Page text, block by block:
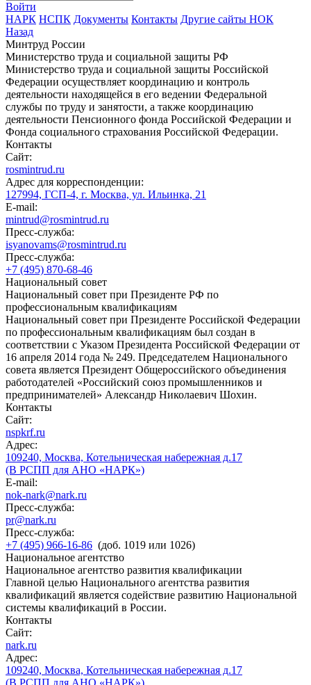
Войти
НАРК НСПК Документы Контакты Другие сайты НОК
Назад
Минтруд России
Министерство труда и социальной защиты РФ
Министерство труда и социальной защиты Российской
Федерации осуществляет координацию и контроль
деятельности находящейся в его ведении Федеральной
службы по труду и занятости, а также координацию
деятельности Пенсионного фонда Российской Федерации и
Фонда социального страхования Российской Федерации.
Контакты
Сайт:
rosmintrud.ru
Адрес для корреспонденции:
127994, ГСП-4, г. Москва, ул. Ильинка, 21
E-mail:
mintrud@rosmintrud.ru
Пресс-служба:
isyanovams@rosmintrud.ru
Пресс-служба:
+7 (495) 870-68-46
Национальный совет
Национальный совет при Президенте РФ по
профессиональным квалификациям
Национальный совет при Президенте Российской Федерации
по профессиональным квалификациям был создан в
соответствии с Указом Президента Российской Федерации от
16 апреля 2014 года № 249. Председателем Национального
совета является Президент Общероссийского объединения
работодателей «Российский союз промышленников и
предпринимателей» Александр Николаевич Шохин.
Контакты
Сайт:
nspkrf.ru
Адрес:
109240, Москва, Котельническая набережная д.17
(В РСПП для АНО «НАРК»)
E-mail:
nok-nark@nark.ru
Пресс-служба:
pr@nark.ru
Пресс-служба:
+7 (495) 966-16-86 (доб. 1019 или 1026)
Национальное агентство
Национальное агентство развития квалификации
Главной целью Национального агентства развития
квалификаций является содействие развитию Национальной
системы квалификаций в России.
Контакты
Сайт:
nark.ru
Адрес:
109240, Москва, Котельническая набережная д.17
(В РСПП для АНО «НАРК»)